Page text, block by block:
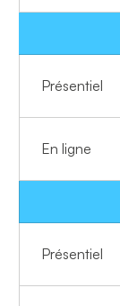
Présentiel
En ligne
Présentiel